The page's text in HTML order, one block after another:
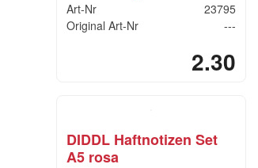
Art-Nr
23795
Original Art-Nr
---
2.30
DIDDL Haftnotizen Set
A5 rosa